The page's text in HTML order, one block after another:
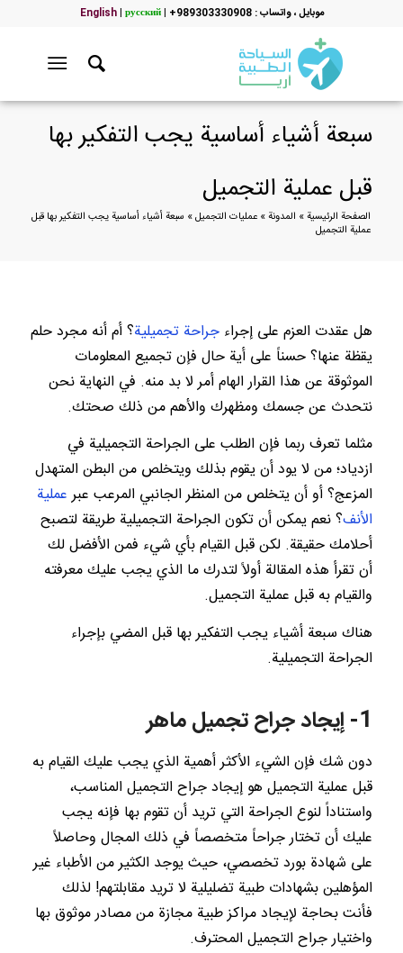
موبایل ، واتساب : 989303330908+ |
English| русский
سبعة أشياء أساسية يجب التفكير بها
قبل عملية التجميل
الصفحة الرئيسية» المدونة» عمليات التجميل» سبعة أشياء أساسية يجب التفكير بها قبل
عملية التجميل
هل عقدت العزم على إجراء جراحة تجميلية؟ أم أنه مجرد حلم
يقظة عنها؟ حسناً على أية حال فإن تجميع المعلومات
الموثوقة عن هذا القرار الهام أمر لا بد منه. في النهاية نحن
نتحدث عن جسمك ومظهرك والأهم من ذلك صحتك.
مثلما تعرف ربما فإن الطلب على الجراحة التجميلية في
ازدياد؛ من لا يود أن يقوم بذلك ويتخلص من البطن المتهدل
المزعج؟ أو أن يتخلص من المنظر الجانبي المرعب عبرعملية
الأنف؟ نعم يمكن أن تكون الجراحة التجميلية طريقة لتصبح
أحلامك حقيقة. لكن قبل القيام بأي شيء فمن الأفضل لك
أن تقرأ هذه المقالة أولاً لتدرك ما الذي يجب عليك معرفته
والقيام به قبل عملية التجميل.
هناك سبعة أشياء يجب التفكير بها قبل المضي بإجراء
الجراحة التجميلية.
1- إيجاد جراح تجميل ماهر
دون شك فإن الشيء الأكثر أهمية الذي يجب عليك القيام به
قبل عملية التجميل هو إيجاد جراح التجميل المناسب،
واستناداً لنوع الجراحة التي تريد أن تقوم بها فإنه يجب
عليك أن تختار جراحاً متخصصاً في ذلك المجال وحاصلاً
على شهادة بورد تخصصي، حيث يوجد الكثير من الأطباء غير
المؤهلين بشهادات طبية تضليلية لا تريد مقابلتهم! لذلك
فأنت بحاجة لإيجاد مراكز طبية مجازة من مصادر موثوق بها
واختيار جراح التجميل المحترف.